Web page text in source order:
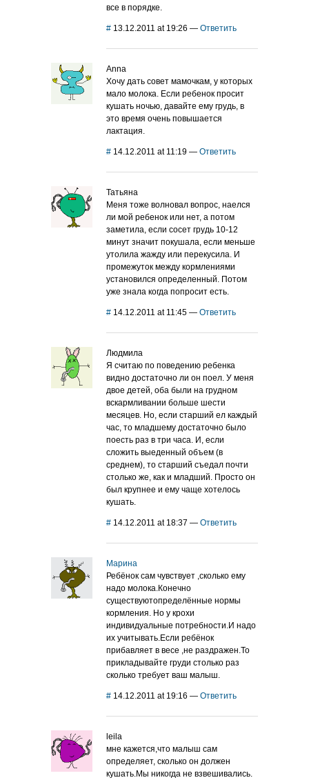
все в порядке.
# 13.12.2011 at 19:26 — Ответить
Anna
Хочу дать совет мамочкам, у которых
мало молока. Если ребенок просит
кушать ночью, давайте ему грудь, в
это время очень повышается
лактация.
# 14.12.2011 at 11:19 — Ответить
Татьяна
Меня тоже волновал вопрос, наелся
ли мой ребенок или нет, а потом
заметила, если сосет грудь 10-12
минут значит покушала, если меньше
утолила жажду или перекусила. И
промежуток между кормлениями
установился определенный. Потом
уже знала когда попросит есть.
# 14.12.2011 at 11:45 — Ответить
Людмила
Я считаю по поведению ребенка
видно достаточно ли он поел. У меня
двое детей, оба были на грудном
вскармливании больше шести
месяцев. Но, если старший ел каждый
час, то младшему достаточно было
поесть раз в три часа. И, если
сложить выеденный объем (в
среднем), то старший съедал почти
столько же, как и младший. Просто он
был крупнее и ему чаще хотелось
кушать.
# 14.12.2011 at 18:37 — Ответить
Марина
Ребёнок сам чувствует ,сколько ему
надо молока.Конечно
существуютопределённые нормы
кормления. Но у крохи
индивидуальные потребности.И надо
их учитывать.Если ребёнок
прибавляет в весе ,не раздражен.То
прикладывайте груди столько раз
сколько требует ваш малыш.
# 14.12.2011 at 19:16 — Ответить
leila
мне кажется,что малыш сам
определяет, сколько он должен
кушать.Мы никогда не взвешивались.